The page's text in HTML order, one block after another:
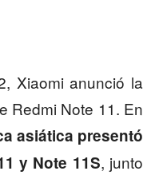
Xiaomi anunció la
Redmi Note 11. En
asiática presentó
y Note 11S, junto